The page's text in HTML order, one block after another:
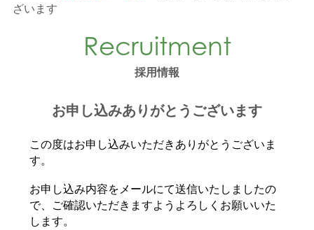
ざいます
Recruitment
採用情報
お申し込みありがとうございます
この度はお申し込みいただきありがとうございま
す。
お申し込み内容をメールにて送信いたしましたの
で、ご確認いただきますようよろしくお願いいた
します。